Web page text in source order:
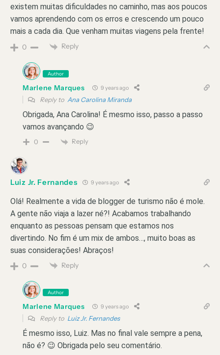
existem muitas dificuldades no caminho, mas aos poucos
vamos aprendendo com os erros e crescendo um pouco
mais a cada dia. Que venham muitas viagens pela frente!
0 Reply
Author
Marlene Marques 9 years ago
Reply to Ana Carolina Miranda
Obrigada, Ana Carolina! É mesmo isso, passo a passo
vamos avançando 😉
0 Reply
Luiz Jr. Fernandes 9 years ago
Olá! Realmente a vida de blogger de turismo não é mole.
A gente não viaja a lazer né?! Acabamos trabalhando
enquanto as pessoas pensam que estamos nos
divertindo. No fim é um mix de ambos…, muito boas as
suas considerações! Abraços!
0 Reply
Author
Marlene Marques 9 years ago
Reply to Luiz Jr. Fernandes
É mesmo isso, Luiz. Mas no final vale sempre a pena,
não é? 😉 Obrigada pelo seu comentário.